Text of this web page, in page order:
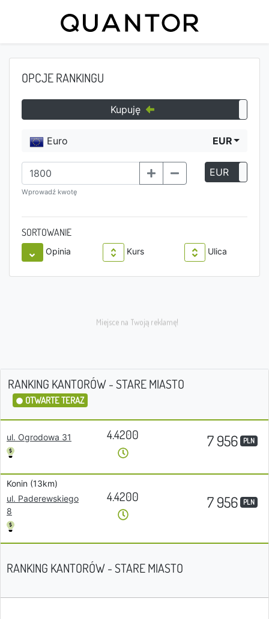
OPCJE RANKINGU
Kupuję
Euro EUR
Wprowadź kwotę
EUR
SORTOWANIE
Opinia Kurs Ulica
RANKING KANTORÓW - STARE MIASTO
OTWARTE TERAZ
ul. Ogrodowa 31 4.4200 7 956 PLN
Konin (13km)
ul. Paderewskiego
8
4.4200 7 956 PLN
RANKING KANTORÓW - STARE MIASTO